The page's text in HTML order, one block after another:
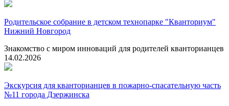
Родительское собрание в детском технопарке "Кванториум"
Нижний Новгород
Знакомство с миром инноваций для родителей кванторианцев
14.02.2026
Экскурсия для кванторианцев в пожарно-спасательную часть
№11 города Дзержинска